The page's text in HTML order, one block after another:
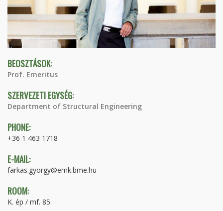
BEOSZTÁSOK:
Prof. Emeritus
SZERVEZETI EGYSÉG:
Department of Structural Engineering
PHONE:
+36 1 463 1718
E-MAIL:
farkas.gyorgy@emk.bme.hu
ROOM:
K. ép / mf. 85.